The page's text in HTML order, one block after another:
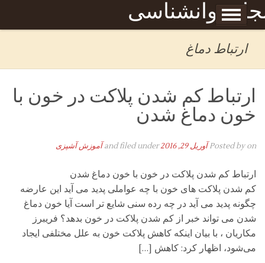
روانشناسی
Skip to content
برگه نمونه
ارتباط دماغ
ارتباط کم شدن پلاکت در خون با
خون دماغ شدن
Posted byon آوریل 29, 2016 and filed under آموزش آشپزی
ارتباط کم شدن پلاکت در خون با خون دماغ شدن
کم شدن پلاکت های خون با چه عواملی پدید می آید این عارضه
چگونه پدید می آید در چه رده سنی شایع تر است آیا خون دماغ
شدن می تواند خبر از کم شدن پلاکت در خون بدهد؟ فریبرز
مکاریان ، با بیان اینکه کاهش پلاکت خون به علل مختلفی ایجاد
می‌شود، اظهار کرد: کاهش […]